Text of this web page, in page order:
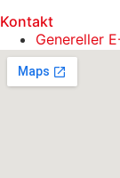
Kontakt
Genereller